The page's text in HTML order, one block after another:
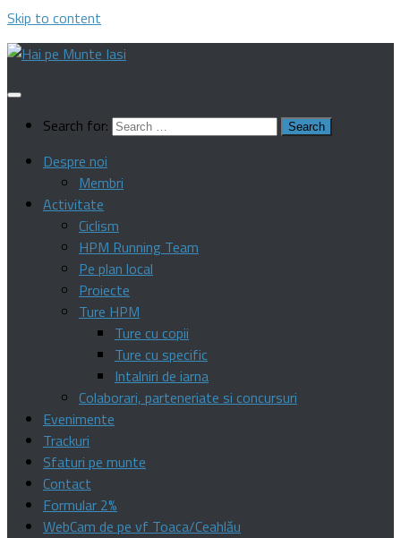
Skip to content
Search for:
Despre noi
Membri
Activitate
Ciclism
HPM Running Team
Pe plan local
Proiecte
Ture HPM
Ture cu copii
Ture cu specific
Intalniri de iarna
Colaborari, parteneriate si concursuri
Evenimente
Trackuri
Sfaturi pe munte
Contact
Formular 2%
WebCam de pe vf Toaca/Ceahlău